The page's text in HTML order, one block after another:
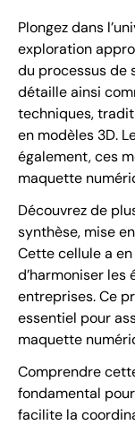
Plongez dans
exploration
du processus de
détaille ainsi
techniques,
en modèles 3D.
également, ces
maquette
Découvrez de
synthèse, mise
Cette cellule a
d’harmoniser
entreprises. Ce
essentiel pour
maquette
Comprendre
fondamental
facilite la